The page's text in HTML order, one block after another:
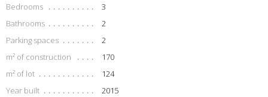
Bedrooms
3
Bathrooms
2
Parking spaces
2
m² of construction
170
m² of lot
124
Year built
2015